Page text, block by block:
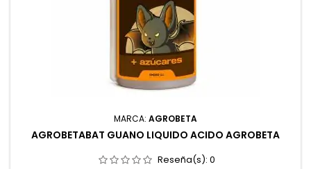
MARCA: AGROBETA
AGROBETABAT GUANO LIQUIDO ACIDO AGROBETA
Reseña(s): 0